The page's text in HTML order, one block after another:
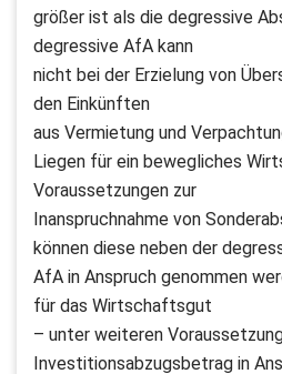
größer ist als die degressive
degressive AfA kann
nicht bei der Erzielung von
den Einkünften
aus Vermietung und
Liegen für ein bewegliches
Voraussetzungen zur
Inanspruchnahme von
können diese neben der
AfA in Anspruch genommen
für das Wirtschaftsgut
– unter weiteren
Investitionsabzugsbetrag in